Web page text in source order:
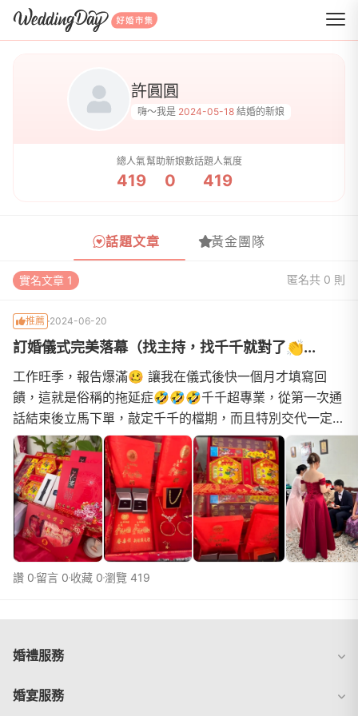
WeddingDay 好婚市集
許圓圓
嗨～我是 2024-05-18 結婚的新娘
總人氣
419
幫助新娘數
0
話題人氣度
419
話題文章 黃金團隊
實名文章 1 匿名共 0 則
推薦 2024-06-20
訂婚儀式完美落幕（找主持，找千千就對了👏...
工作旺季，報告爆滿🥴 讓我在儀式後快一個月才填寫回
饋，這就是俗稱的拖延症🤣🤣🤣千千超專業，從第一次通
話結束後立馬下單，敲定千千的檔期，而且特別交代一定要
是千千來主持👍👍👍從一開始對接到儀式結束，相處整個
都覺得...
讚 0 留言 0 收藏 0瀏覽 419
婚禮服務
婚宴服務